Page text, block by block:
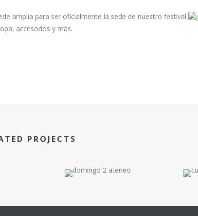
amplia para ser oficialmente la sede de nuestro festival
accesorios y más.
PROJECTS